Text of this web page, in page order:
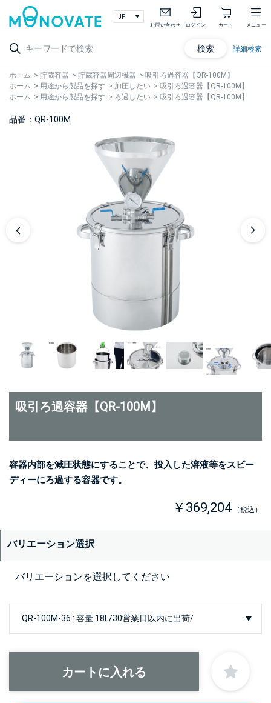
お問い合わせ ログイン カート メニュー
検索 詳細検索
ホーム > 貯蔵容器 > 貯蔵容器周辺機器 > 吸引ろ過容器【QR-100M】
ホーム > 用途から製品を探す > 加圧したい > 吸引ろ過容器【QR-100M】
ホーム > 用途から製品を探す > ろ過したい > 吸引ろ過容器【QR-100M】
品番：QR-100M
吸引ろ過容器【QR-100M】
容器内部を減圧状態にすることで、投入した溶液等をスピー
ディーにろ過する容器です。
￥369,204 （税込）
バリエーション選択
バリエーションを選択してください